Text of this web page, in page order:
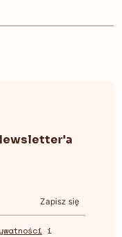
Zapisz się
i